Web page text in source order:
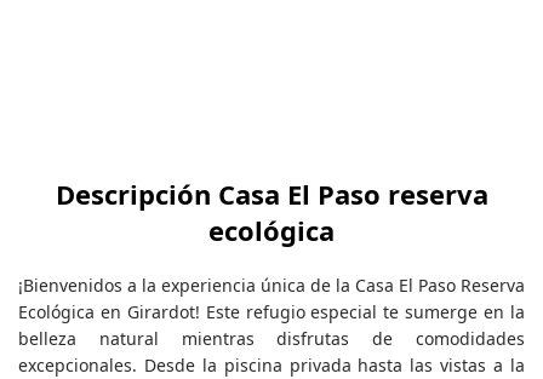
Descripción Casa El Paso reserva
ecológica
¡Bienvenidos a la experiencia única de la Casa El Paso Reserva
Ecológica en Girardot! Este refugio especial te sumerge en la
belleza natural mientras disfrutas de comodidades
excepcionales. Desde la piscina privada hasta las vistas a la